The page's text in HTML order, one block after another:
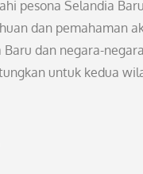
pesona Selandia
dan pemahaman
Baru dan negara-
untuk kedua